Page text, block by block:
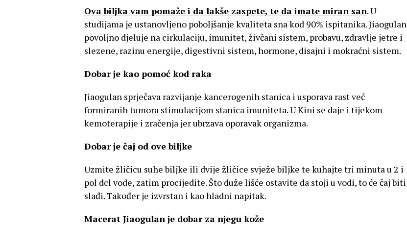
Ova biljka vam pomaže i da lakše zaspete, te da imate miran san. U
studijama je ustanovljeno poboljšanje kvaliteta sna kod 90% ispitanika. Jiaogulan
povoljno djeluje na cirkulaciju, imunitet, živčani sistem, probavu, zdravlje jetre i
slezene, razinu energije, digestivni sistem, hormone, disajni i mokraćni sistem.
Dobar je kao pomoć kod raka
Jiaogulan sprječava razvijanje kancerogenih stanica i usporava rast već
formiranih tumora stimulacijom stanica imuniteta. U Kini se daje i tijekom
kemoterapije i zračenja jer ubrzava oporavak organizma.
Dobar je čaj od ove biljke
Uzmite žličicu suhe biljke ili dvije žličice svježe biljke te kuhajte tri minuta u 2 i
pol dcl vode, zatim procijedite. Što duže lišće ostavite da stoji u vodi, to će čaj biti
slađi. Također je izvrstan i kao hladni napitak.
Macerat Jiaogulan je dobar za njegu kože